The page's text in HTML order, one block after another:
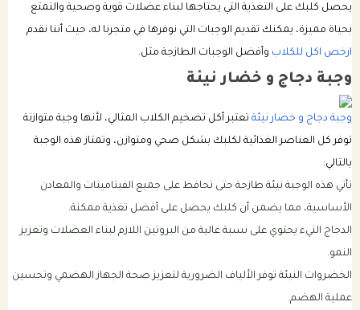
يحصل كلبك على التغذية التي يحتاجها لبناء عضلات قوية وصحية والتمتع
بحياة مميزة، يمكنك تقديم الوجبات التي نوفرها في متجرنا له، حيث أننا نقدم
ارخص اكل للكلابوأفضل الوجبات الطازجة مثل.
وجبة دجاج و خضار نيئة
وجبة دجاج و خضار نيئةتعتبر أكل تضخيم الكلاب المثالي، لأنها وجبة متوازنة
توفر كل العناصر الغذائية لكلبك بشكل صحي ومتوازن، وتمتاز هذه الوجبة
بالتالي:
تأتي هذه الوجبة نيئة طازجة حتى تحافظ على جميع الفيتامينات والمعادن
الأساسية، مما يضمن أن كلبك يحصل على أفضل تغذية ممكنة.
الدجاج النيء يحتوي على نسبة عالية من البروتين اللازم لبناء العضلات وتعزيز
النمو.
الخضروات النيئة توفر الألياف الضرورية لتعزيز صحة الجهاز الهضمي وتحسين
عملية الهضم.